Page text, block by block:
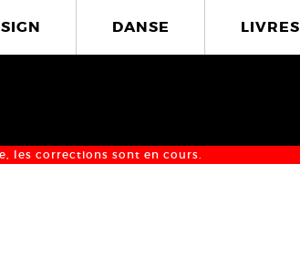
DANSE LIVRES
les corrections sont en cours.